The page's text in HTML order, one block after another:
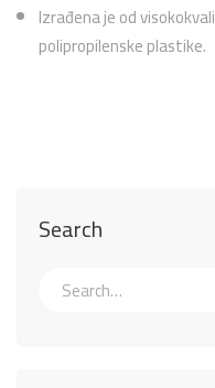
Search
Izrađena je od
polipropilenske plastike.